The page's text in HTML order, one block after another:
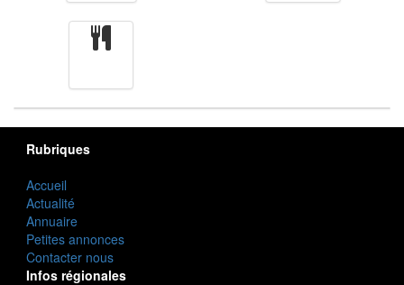
Rubriques
Accueil
Actualité
Annuaire
Petites annonces
Contacter nous
Infos régionales